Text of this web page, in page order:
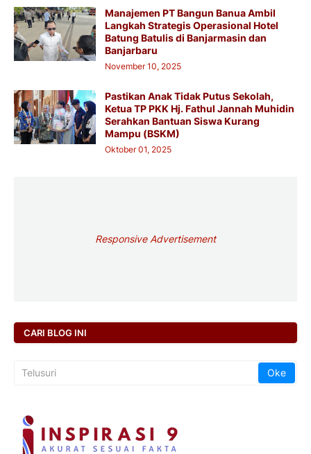
Manajemen PT Bangun Banua Ambil
Langkah Strategis Operasional Hotel
Batung Batulis di Banjarmasin dan
Banjarbaru
November 10, 2025
Pastikan Anak Tidak Putus Sekolah,
Ketua TP PKK Hj. Fathul Jannah Muhidin
Serahkan Bantuan Siswa Kurang
Mampu (BSKM)
Oktober 01, 2025
Responsive Advertisement
CARI BLOG INI